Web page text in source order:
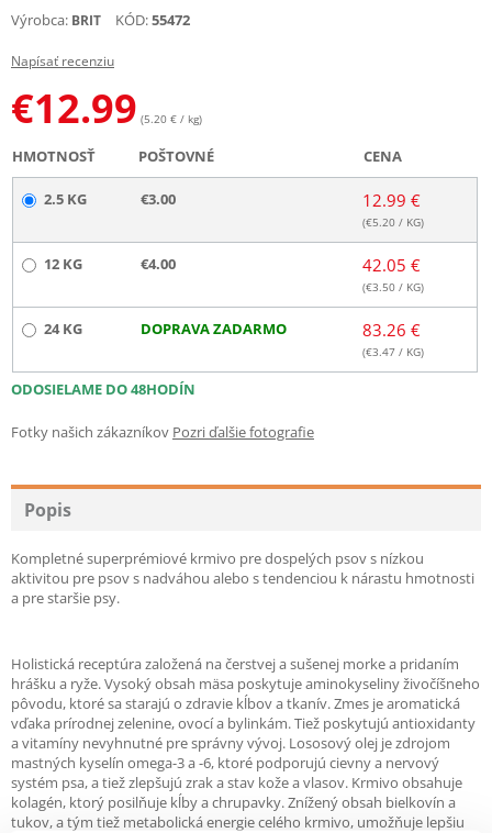
Výrobca: BRIT KÓD:55472
Napísať recenziu
€12.99 (5.20 € / kg)
HMOTNOSŤ POŠTOVNÉ CENA
2.5 KG €3.00 12.99 €
(€5.20 / KG)
12 KG €4.00 42.05 €
(€3.50 / KG)
24 KG DOPRAVA ZADARMO 83.26 €
(€3.47 / KG)
ODOSIELAME DO 48HODÍN
Fotky našich zákazníkov Pozri ďalšie fotografie
Popis
Kompletné superprémiové krmivo pre dospelých psov s nízkou
aktivitou pre psov s nadváhou alebo s tendenciou k nárastu hmotnosti
a pre staršie psy.
Holistická receptúra založená na čerstvej a sušenej morke a pridaním
hrášku a ryže. Vysoký obsah mäsa poskytuje aminokyseliny živočíšneho
pôvodu, ktoré sa starajú o zdravie kĺbov a tkanív. Zmes je aromatická
vďaka prírodnej zelenine, ovocí a bylinkám. Tiež poskytujú antioxidanty
a vitamíny nevyhnutné pre správny vývoj. Lososový olej je zdrojom
mastných kyselín omega-3 a -6, ktoré podporujú cievny a nervový
systém psa, a tiež zlepšujú zrak a stav kože a vlasov. Krmivo obsahuje
kolagén, ktorý posilňuje kĺby a chrupavky. Znížený obsah bielkovín a
tukov, a tým tiež metabolická energie celého krmivo, umožňuje lepšiu